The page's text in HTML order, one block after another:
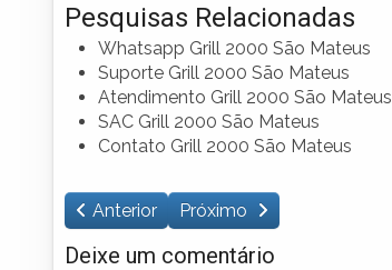
Pesquisas Relacionadas
Whatsapp Grill 2000 São Mateus
Suporte Grill 2000 São Mateus
Atendimento Grill 2000 São Mateus
SAC Grill 2000 São Mateus
Contato Grill 2000 São Mateus
Anterior Próximo
Deixe um comentário